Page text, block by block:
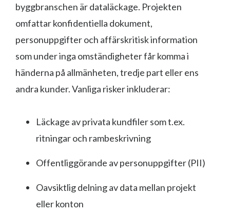
byggbranschen är dataläckage. Projekten
omfattar konfidentiella dokument,
personuppgifter och affärskritisk information
som under inga omständigheter får komma i
händerna på allmänheten, tredje part eller ens
andra kunder. Vanliga risker inkluderar:
Läckage av privata kundfiler som t.ex.
ritningar och rambeskrivning
Offentliggörande av personuppgifter (PII)
Oavsiktlig delning av data mellan projekt
eller konton